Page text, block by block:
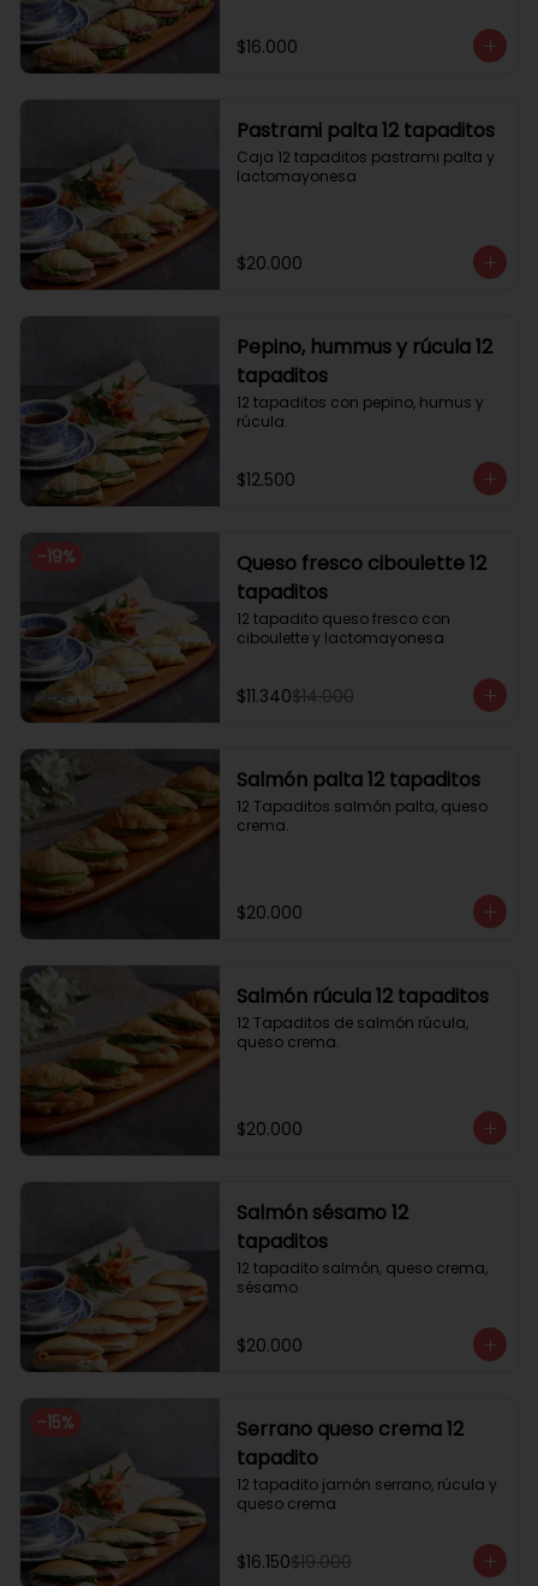
$16.000
Pastrami palta 12 tapaditos
Caja 12 tapaditos pastrami palta y
lactomayonesa
$20.000
Pepino, hummus y rúcula 12
tapaditos
12 tapaditos con pepino, humus y
rúcula.
$12.500
-19%
Queso fresco ciboulette 12
tapaditos
12 tapadito queso fresco con
ciboulette y lactomayonesa
$11.340$14.000
Salmón palta 12 tapaditos
12 Tapaditos salmón palta, queso
crema.
$20.000
Salmón rúcula 12 tapaditos
12 Tapaditos de salmón rúcula,
queso crema.
$20.000
Salmón sésamo 12
tapaditos
12 tapadito salmón, queso crema,
sésamo
$20.000
-15%
Serrano queso crema 12
tapadito
12 tapadito jamón serrano, rúcula y
queso crema
$16.150$19.000